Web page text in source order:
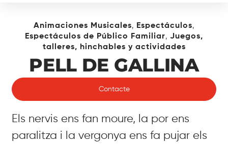
Animaciones Musicales, Espectáculos,
Espectáculos de Público Familiar, Juegos,
talleres, hinchables y actividades
PELL DE GALLINA
Contacte
Els nervis ens fan moure, la por ens
paralitza i la vergonya ens fa pujar els